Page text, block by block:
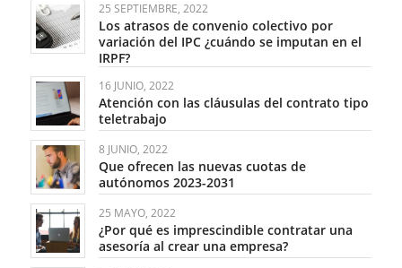
25 SEPTIEMBRE, 2022
Los atrasos de convenio colectivo por
variación del IPC ¿cuándo se imputan en el
IRPF?
16 JUNIO, 2022
Atención con las cláusulas del contrato tipo
teletrabajo
8 JUNIO, 2022
Que ofrecen las nuevas cuotas de
autónomos 2023-2031
25 MAYO, 2022
¿Por qué es imprescindible contratar una
asesoría al crear una empresa?